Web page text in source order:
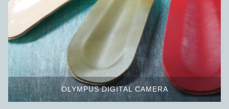
OLYMPUS DIGITAL CAMERA